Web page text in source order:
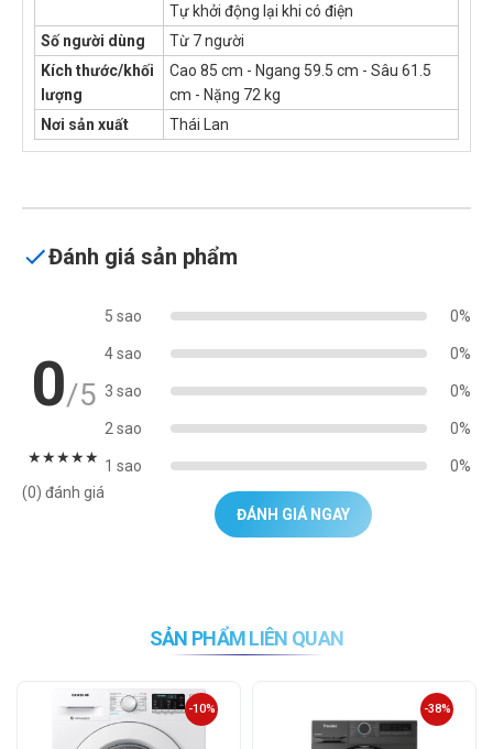
Tự khởi động lại khi có điện
Số người dùng
Từ 7 người
Kích thước/khối
lượng
Cao 85 cm - Ngang 59.5 cm - Sâu 61.5
cm - Nặng 72 kg
Nơi sản xuất
Thái Lan
Đánh giá sản phẩm
0/5
★★★★★
(0) đánh giá
5 sao 0%
4 sao 0%
3 sao 0%
2 sao 0%
1 sao 0%
ĐÁNH GIÁ NGAY
SẢN PHẨM LIÊN QUAN
-10%